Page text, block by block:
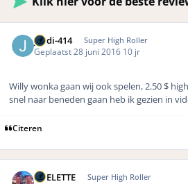
jordi-414 Super High Roller
Geplaatst 28 juni 2016 10 jr
Willy wonka gaan wij ook spelen, 2.50 $
snel naar beneden gaan heb ik gezien in
Citeren
ROELETTE Super High Roller